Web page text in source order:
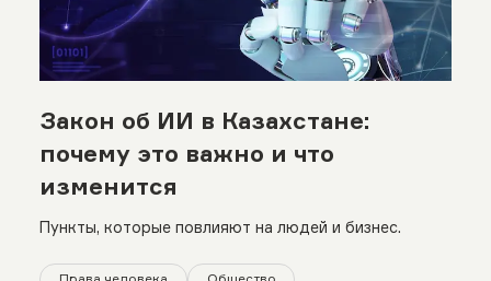
Закон об ИИ в Казахстане:
почему это важно и что
изменится
Пункты, которые повлияют на людей и бизнес.